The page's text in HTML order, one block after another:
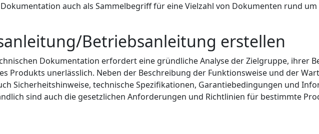
auch als Sammelbegriff für eine Vielzahl von Dokumenten rund
Betriebsanleitung erstellen
Dokumentation erfordert eine gründliche Analyse der Zielgruppe, ihrer
Produkts unerlässlich. Neben der Beschreibung der Funktionsweise und der
Sicherheitshinweise, technische Spezifikationen, Garantiebedingungen und
sind auch die gesetzlichen Anforderungen und Richtlinien für bestimmte